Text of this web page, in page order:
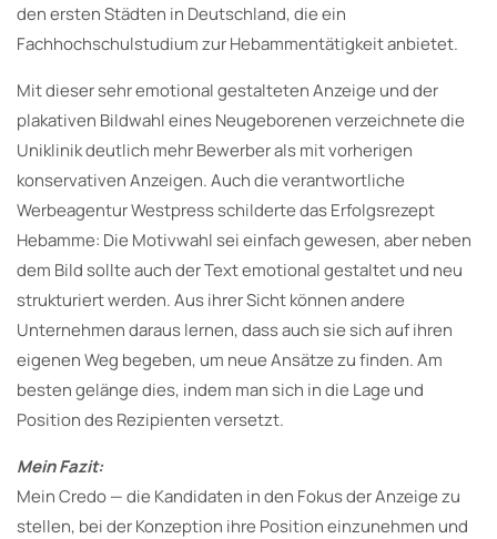
den ersten Städten in Deutschland, die ein
Fachhochschulstudium zur Hebammentätigkeit anbietet.
Mit dieser sehr emotional gestalteten Anzeige und der
plakativen Bildwahl eines Neugeborenen verzeichnete die
Uniklinik deutlich mehr Bewerber als mit vorherigen
konservativen Anzeigen. Auch die verantwortliche
Werbeagentur Westpress schilderte das Erfolgsrezept
Hebamme: Die Motivwahl sei einfach gewesen, aber neben
dem Bild sollte auch der Text emotional gestaltet und neu
strukturiert werden. Aus ihrer Sicht können andere
Unternehmen daraus lernen, dass auch sie sich auf ihren
eigenen Weg begeben, um neue Ansätze zu finden. Am
besten gelänge dies, indem man sich in die Lage und
Position des Rezipienten versetzt.
Mein Fazit:
Mein Credo — die Kandidaten in den Fokus der Anzeige zu
stellen, bei der Konzeption ihre Position einzunehmen und